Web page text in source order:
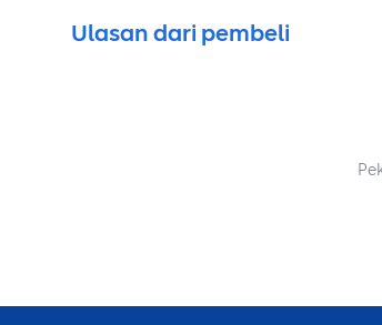
Ulasan dari pembeli